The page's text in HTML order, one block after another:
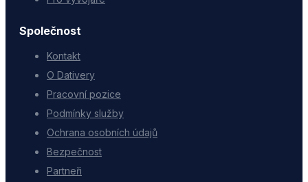
Společnost
Kontakt
O Dativery
Pracovní pozice
Podmínky služby
Ochrana osobních údajů
Bezpečnost
Partneři